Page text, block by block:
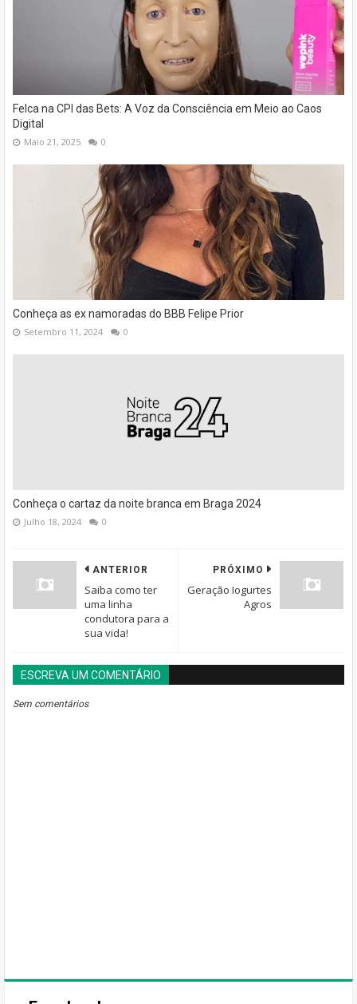
Felca na CPI das Bets: A Voz da Consciência em Meio ao Caos
Digital
Maio 21, 2025 0
Conheça as ex namoradas do BBB Felipe Prior
Setembro 11, 2024 0
Conheça o cartaz da noite branca em Braga 2024
Julho 18, 2024 0
PRÓXIMO
Geração Iogurtes
Agros
ANTERIOR
Saiba como ter
uma linha
condutora para a
sua vida!
ESCREVA UM COMENTÁRIO
Sem comentários